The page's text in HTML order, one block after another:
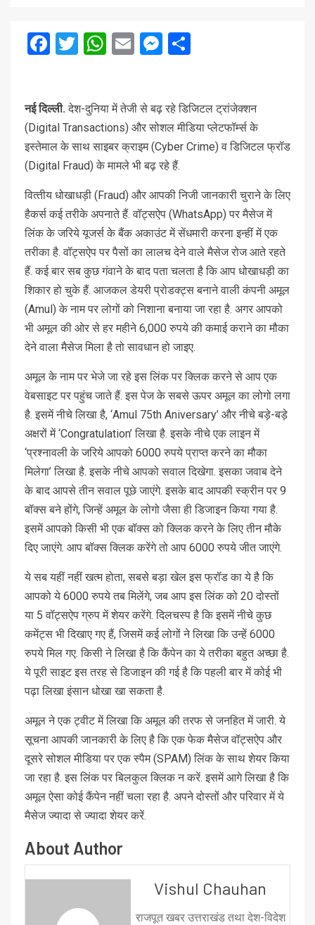
Facebook
Twitter
WhatsApp
EmailMessenger
नई दिल्‍ली. देश-दुनिया में तेजी से बढ़ रहे डिजिटल ट्रांजेक्‍शन
(Digital Transactions) और सोशल मीडिया प्‍लेटफॉर्म्‍स के
इस्‍तेमाल के साथ साइबर क्राइम (Cyber Crime) व डिजिटल फ्रॉड
(Digital Fraud) के मामले भी बढ़ रहे हैं.
वित्‍तीय धोखाधड़ी (Fraud) और आपकी निजी जानकारी चुराने के लिए
हैकर्स कई तरीके अपनाते हैं. वॉट्सऐप (WhatsApp) पर मैसेज में
लिंक के जरिये यूजर्स के बैंक अकाउंट में सेंधमारी करना इन्‍हीं में एक
तरीका है. वॉट्सऐप पर पैसों का लालच देने वाले मैसेज रोज आते रहते
हैं. कई बार सब कुछ गंवाने के बाद पता चलता है कि आप धोखाधड़ी का
शिकार हो चुके हैं. आजकल डेयरी प्रोडक्‍ट्स बनाने वाली कंपनी अमूल
(Amul) के नाम पर लोगों को निशाना बनाया जा रहा है. अगर आपको
भी अमूल की ओर से हर महीने 6,000 रुपये की कमाई कराने का मौका
देने वाला मैसेज मिला है तो सावधान हो जाइए.
अमूल के नाम पर भेजे जा रहे इस लिंक पर क्लिक करने से आप एक
वेबसाइट पर पहुंच जाते हैं. इस पेज के सबसे ऊपर अमूल का लोगो लगा
है. इसमें नीचे लिखा है, ‘Amul 75th Aniversary’ और नीचे बड़े-बड़े
अक्षरों में ‘Congratulation’ लिखा है. इसके नीचे एक लाइन में
‘प्रश्‍नावली के जरिये आपको 6000 रुपये प्राप्त करने का मौका
मिलेगा’ लिखा है. इसके नीचे आपको सवाल दिखेगा. इसका जवाब देने
के बाद आपसे तीन सवाल पूछे जाएंगे. इसके बाद आपकी स्क्रीन पर 9
बॉक्स बने होंगे, जिन्हें अमूल के लोगो जैसा ही डिजाइन किया गया है.
इसमें आपको किसी भी एक बॉक्स को क्लिक करने के लिए तीन मौके
दिए जाएंगे. आप बॉक्स क्लिक करेंगे तो आप 6000 रुपये जीत जाएंगे.
ये सब यहीं नहीं खत्म होता, सबसे बड़ा खेल इस फ्रॉड का ये है कि
आपको ये 6000 रुपये तब मिलेंगे, जब आप इस लिंक को 20 दोस्तों
या 5 वॉट्सऐप ग्रुप में शेयर करेंगे. दिलचस्प है कि इसमें नीचे कुछ
कमेंट्स भी दिखाए गए हैं, जिसमें कई लोगों ने लिखा कि उन्हें 6000
रुपये मिल गए. किसी ने लिखा है कि कैंपेन का ये तरीका बहुत अच्छा है.
ये पूरी साइट इस तरह से डिजाइन की गई है कि पहली बार में कोई भी
पढ़ा लिखा इंसान धोखा खा सकता है.
अमूल ने एक ट्वीट में लिखा कि अमूल की तरफ से जनहित में जारी. ये
सूचना आपकी जानकारी के लिए है कि एक फेक मैसेज वॉट्सऐप और
दूसरे सोशल मीडिया पर एक स्‍पैम (SPAM) लिंक के साथ शेयर किया
जा रहा है. इस लिंक पर बिलकुल क्लिक न करें. इसमें आगे लिखा है कि
अमूल ऐसा कोई कैंपेन नहीं चला रहा है. अपने दोस्तों और परिवार में ये
मैसेज ज्यादा से ज्यादा शेयर करें.
About Author
Vishul Chauhan
राजपूत खबर उत्तराखंड तथा देश-विदेश